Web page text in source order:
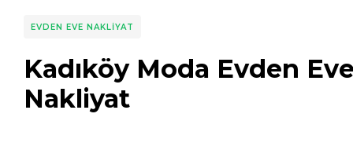
EVDEN EVE NAKLIYAT
Kadıköy Moda Evden
Nakliyat